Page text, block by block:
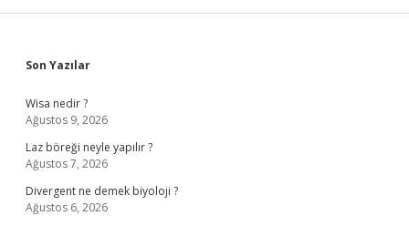
Sidebar
Son Yazılar
Wisa nedir ?
Ağustos 9, 2026
Laz böreği neyle yapılır ?
Ağustos 7, 2026
Divergent ne demek biyoloji ?
Ağustos 6, 2026